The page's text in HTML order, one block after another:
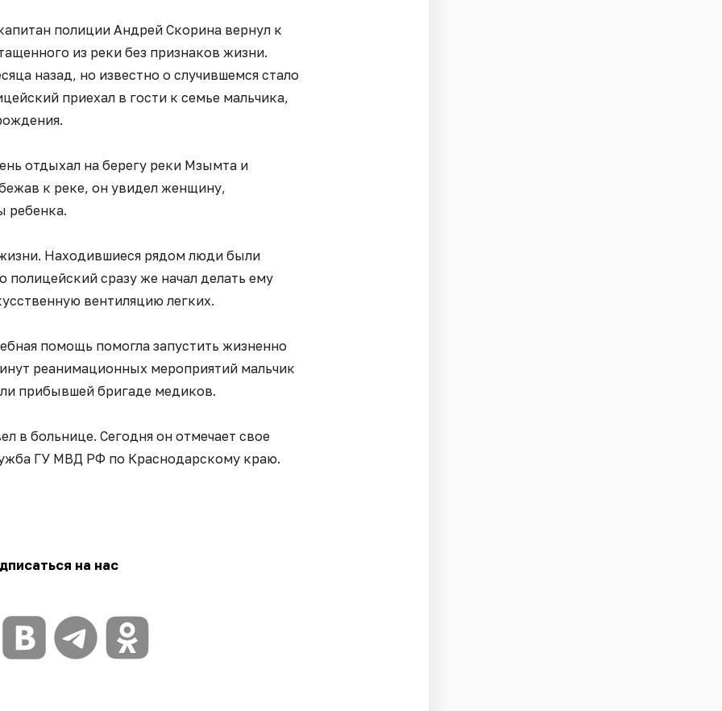
полиции Андрей Скорина вернул к
из реки без признаков жизни.
назад, но известно о случившемся стало
приехал в гости к семье мальчика,
отдыхал на берегу реки Мзымта и
к реке, он увидел женщину,
ребенка.
Находившиеся рядом люди были
полицейский сразу же начал делать ему
вентиляцию легких.
помощь помогла запустить жизненно
реанимационных мероприятий мальчик
прибывшей бригаде медиков.
в больнице. Сегодня он отмечает свое
ГУ МВД РФ по Краснодарскому краю.
на нас